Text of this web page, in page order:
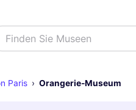
Finden Sie Museen
Paris Orangerie-Museum